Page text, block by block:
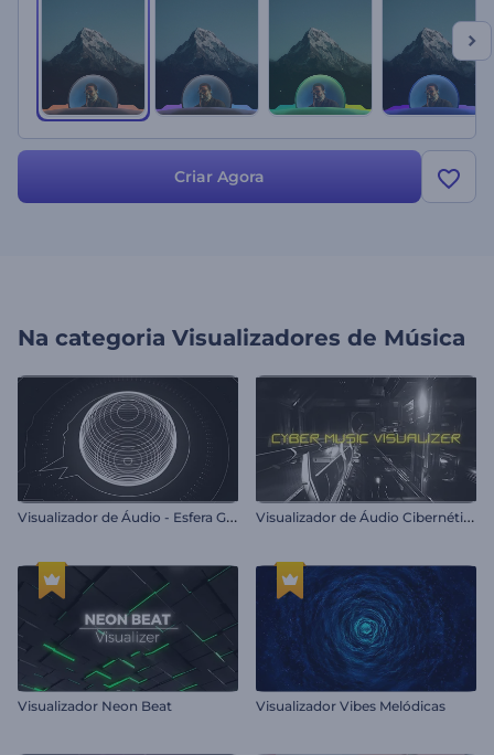
Criar Agora
Na categoria Visualizadores de Música
V
isualizador de Áudio - Esfera Giratória V
isualizador de Áudio Cibernético
Visualizador Neon Beat Visualizador Vibes Melódicas